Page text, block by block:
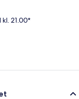
21.00*